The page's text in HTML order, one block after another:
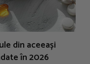
din aceeași
în 2026